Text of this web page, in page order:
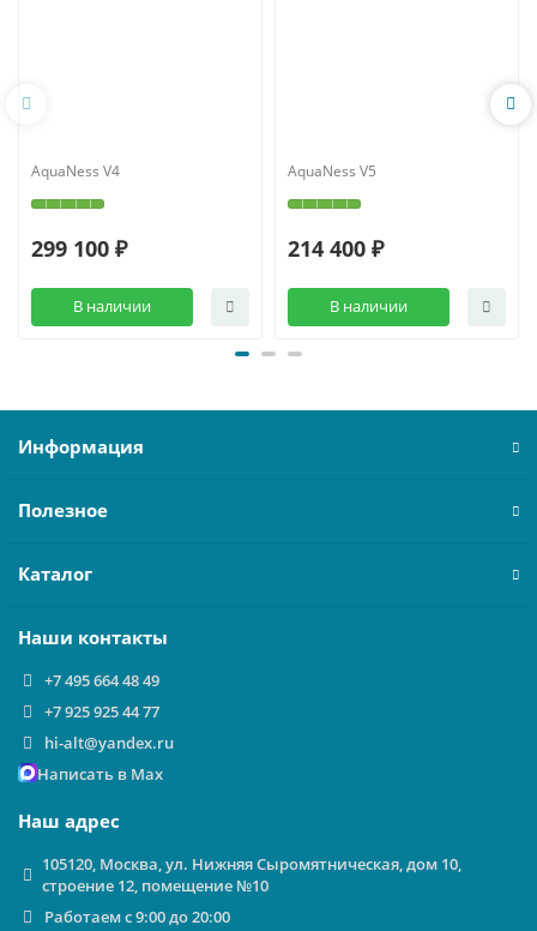
AquaNess V4
299 100 ₽
В наличии
AquaNess V5
214 400 ₽
В наличии
Информация
Полезное
Каталог
Наши контакты
+7 495 664 48 49
+7 925 925 44 77
hi-alt@yandex.ru
Написать в Max
Наш адрес
105120, Москва, ул. Нижняя Сыромятническая, дом 10,
строение 12, помещение №10
Работаем с 9:00 до 20:00